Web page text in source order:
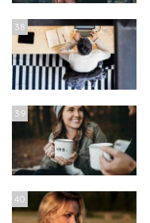
38
39
40